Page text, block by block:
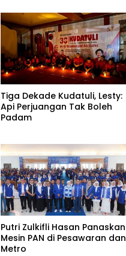
Tiga Dekade Kudatuli, Lesty:
Api Perjuangan Tak Boleh
Padam
Putri Zulkifli Hasan Panaskan
Mesin PAN di Pesawaran dan
Metro